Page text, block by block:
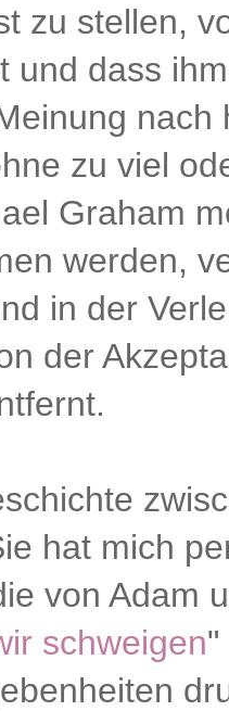
zu stellen,
und dass
nach
zu viel
Graham
werden,
in der
der
hat mich
von Adam
schweigen"